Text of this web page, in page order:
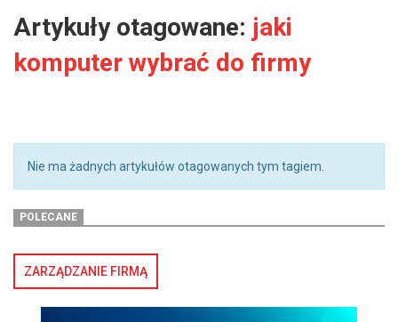
Artykuły otagowane: jaki
komputer wybrać do firmy
Nie ma żadnych artykułów otagowanych tym tagiem.
POLECANE
ZARZĄDZANIE FIRMĄ